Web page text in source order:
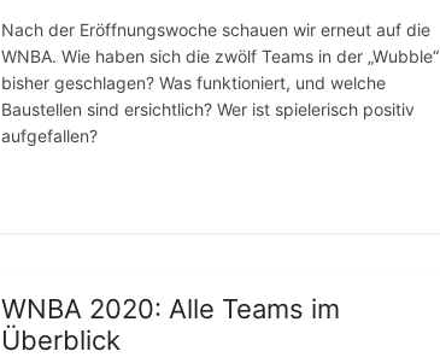
Nach der Eröffnungswoche schauen wir erneut auf die
WNBA. Wie haben sich die zwölf Teams in der „Wubble“
bisher geschlagen? Was funktioniert, und welche
Baustellen sind ersichtlich? Wer ist spielerisch positiv
aufgefallen?
WNBA 2020: Alle Teams im
Überblick